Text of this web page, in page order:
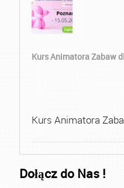
Kurs Animatora Zabaw
Kurs Animatora
Dołącz do Nas !